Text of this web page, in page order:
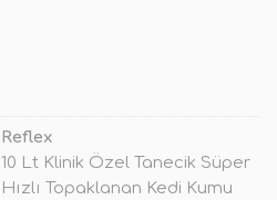
Reflex
10 Lt Klinik Özel Tanecik Süper
Hızlı Topaklanan Kedi Kumu